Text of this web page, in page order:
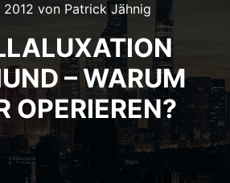
von Patrick Jähnig
– WARUM
OPERIEREN?